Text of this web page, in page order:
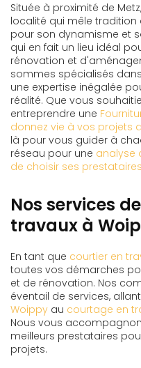
Située à proximité de
localité qui mêle tradition
pour son dynamisme et
qui en fait un lieu idéal
rénovation et
sommes spécialisés
une expertise inégalée
réalité. Que vous
entreprendre une
donnez vie à vos projets
là pour vous guider à
réseau pour une analyse
de choisir ses prestataires
Nos services
travaux à
En tant que courtier en
toutes vos démarches
et de rénovation. Nos
éventail de services,
Woippy au courtage en
Nous vous
meilleurs prestataires
projets.